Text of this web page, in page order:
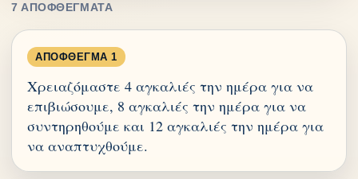
7 ΑΠΟΦΘΈΓΜΑΤΑ
ΑΠΌΦΘΕΓΜΑ 1
Χρειαζόμαστε 4 αγκαλιές την ημέρα για να
επιβιώσουμε, 8 αγκαλιές την ημέρα για να
συντηρηθούμε και 12 αγκαλιές την ημέρα για
να αναπτυχθούμε.